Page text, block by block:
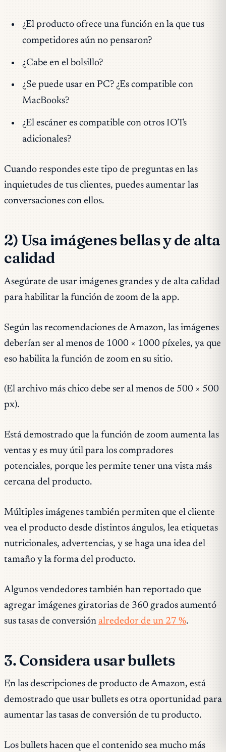
¿El producto ofrece una función en la que tus
competidores aún no pensaron?
¿Cabe en el bolsillo?
¿Se puede usar en PC? ¿Es compatible con
MacBooks?
¿El escáner es compatible con otros IOTs
adicionales?
Cuando respondes este tipo de preguntas en las
inquietudes de tus clientes, puedes aumentar las
conversaciones con ellos.
2) Usa imágenes bellas y de alta
calidad
Asegúrate de usar imágenes grandes y de alta calidad
para habilitar la función de zoom de la app.
Según las recomendaciones de Amazon, las imágenes
deberían ser al menos de 1000 × 1000 píxeles, ya que
eso habilita la función de zoom en su sitio.
(El archivo más chico debe ser al menos de 500 × 500
px).
Está demostrado que la función de zoom aumenta las
ventas y es muy útil para los compradores
potenciales, porque les permite tener una vista más
cercana del producto.
Múltiples imágenes también permiten que el cliente
vea el producto desde distintos ángulos, lea etiquetas
nutricionales, advertencias, y se haga una idea del
tamaño y la forma del producto.
Algunos vendedores también han reportado que
agregar imágenes giratorias de 360 grados aumentó
sus tasas de conversión alrededor de un 27 %.
3. Considera usar bullets
En las descripciones de producto de Amazon, está
demostrado que usar bullets es otra oportunidad para
aumentar las tasas de conversión de tu producto.
Los bullets hacen que el contenido sea mucho más